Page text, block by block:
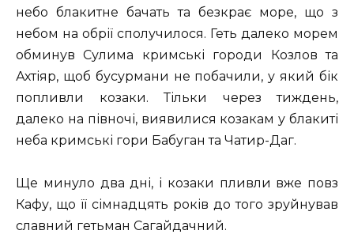
небо блакитне бачать та безкрає море, що з
небом на обрії сполучилося. Геть далеко морем
обминув Сулима кримські городи Козлов та
Ахтіяр, щоб бусурмани не побачили, у який бік
попливли козаки. Тільки через тиждень,
далеко на півночі, виявилися козакам у блакиті
неба кримські гори Бабуган та Чатир-Даг.
Ще минуло два дні, і козаки пливли вже повз
Кафу, що її сімнадцять років до того зруйнував
славний гетьман Сагайдачний.